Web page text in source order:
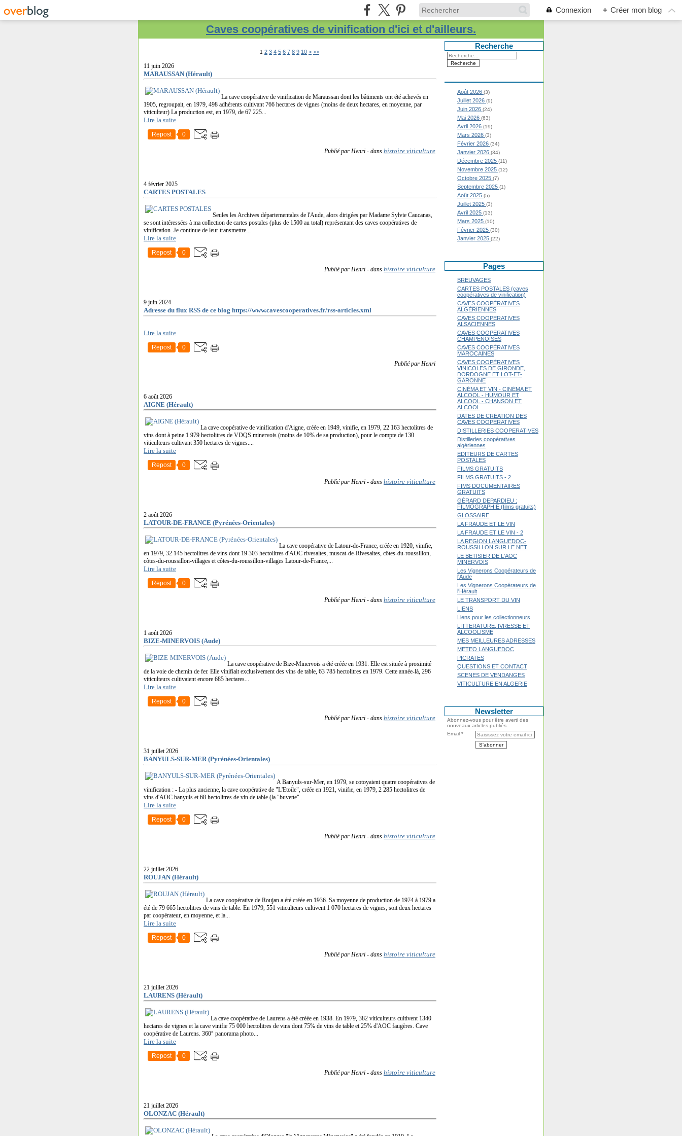
Connexion + Créer mon blog
Caves coopératives de vinification d'ici et d'ailleurs.
1 2 3 4 5 6 7 8 9 10 20
30
40
50
60
70
80
90
> >>
11 juin 2026
MARAUSSAN (Hérault)
La cave coopérative de vinification de Maraussan dont les bâtiments ont été achevés en
1905, regroupait, en 1979, 498 adhérents cultivant 766 hectares de vignes (moins de deux hectares, en moyenne, par
viticulteur) La production est, en 1979, de 67 225...
Lire la suite
Repost 0
Publié par Henri - dans histoire viticulture
4 février 2025
CARTES POSTALES
Seules les Archives départementales de l'Aude, alors dirigées par Madame Sylvie Caucanas,
se sont intéressées à ma collection de cartes postales (plus de 1500 au total) représentant des caves coopératives de
vinification. Je continue de leur transmettre...
Lire la suite
Repost 0
Publié par Henri - dans histoire viticulture
9 juin 2024
Adresse du flux RSS de ce blog https://www.cavescooperatives.fr/rss-articles.xml
Lire la suite
Repost 0
Publié par Henri
6 août 2026
AIGNE (Hérault)
La cave coopérative de vinification d'Aigne, créée en 1949, vinifie, en 1979, 22 163 hectolitres de
vins dont à peine 1 979 hectolitres de VDQS minervois (moins de 10% de sa production), pour le compte de 130
viticulteurs cultivant 350 hectares de vignes....
Lire la suite
Repost 0
Publié par Henri - dans histoire viticulture
2 août 2026
LATOUR-DE-FRANCE (Pyrénées-Orientales)
La cave coopérative de Latour-de-France, créée en 1920, vinifie,
en 1979, 32 145 hectolitres de vins dont 19 303 hectolitres d'AOC rivesaltes, muscat-de-Rivesaltes, côtes-du-roussillon,
côtes-du-roussillon-villages et côtes-du-roussillon-villages Latour-de-France,...
Lire la suite
Repost 0
Publié par Henri - dans histoire viticulture
1 août 2026
BIZE-MINERVOIS (Aude)
La cave coopérative de Bize-Minervois a été créée en 1931. Elle est située à proximité
de la voie de chemin de fer. Elle vinifiait exclusivement des vins de table, 63 785 hectolitres en 1979. Cette année-là, 296
viticulteurs cultivaient encore 685 hectares...
Lire la suite
Repost 0
Publié par Henri - dans histoire viticulture
31 juillet 2026
BANYULS-SUR-MER (Pyrénées-Orientales)
A Banyuls-sur-Mer, en 1979, se cotoyaient quatre coopératives de
vinification : - La plus ancienne, la cave coopérative de "L'Etoile", créée en 1921, vinifie, en 1979, 2 285 hectolitres de
vins d'AOC banyuls et 68 hectolitres de vin de table (la "buvette"...
Lire la suite
Repost 0
Publié par Henri - dans histoire viticulture
22 juillet 2026
ROUJAN (Hérault)
La cave coopérative de Roujan a été créée en 1936. Sa moyenne de production de 1974 à 1979 a
été de 79 665 hectolitres de vins de table. En 1979, 551 viticulteurs cultivent 1 070 hectares de vignes, soit deux hectares
par coopérateur, en moyenne, et la...
Lire la suite
Repost 0
Publié par Henri - dans histoire viticulture
21 juillet 2026
LAURENS (Hérault)
La cave coopérative de Laurens a été créée en 1938. En 1979, 382 viticulteurs cultivent 1340
hectares de vignes et la cave vinifie 75 000 hectolitres de vins dont 75% de vins de table et 25% d'AOC faugères. Cave
coopérative de Laurens. 360° panorama photo...
Lire la suite
Repost 0
Publié par Henri - dans histoire viticulture
21 juillet 2026
OLONZAC (Hérault)
Recherche
Août 2026 (3)
Juillet 2026 (9)
Juin 2026 (24)
Mai 2026 (63)
Avril 2026 (19)
Mars 2026 (3)
Février 2026 (34)
Janvier 2026 (34)
Décembre 2025 (11)
Novembre 2025 (12)
Octobre 2025 (7)
Septembre 2025 (1)
Août 2025 (5)
Juillet 2025 (3)
Avril 2025 (13)
Mars 2025 (10)
Février 2025 (30)
Janvier 2025 (22)
Pages
BREUVAGES
CARTES POSTALES (caves
coopératives de vinification)
CAVES COOPÉRATIVES
ALGÉRIENNES
CAVES COOPÉRATIVES
ALSACIENNES
CAVES COOPÉRATIVES
CHAMPENOISES
CAVES COOPÉRATIVES
MAROCAINES
CAVES COOPÉRATIVES
VINICOLES DE GIRONDE,
DORDOGNE ET LOT-ET-
GARONNE
CINÉMA ET VIN - CINÉMA ET
ALCOOL - HUMOUR ET
ALCOOL - CHANSON ET
ALCOOL
DATES DE CRÉATION DES
CAVES COOPÉRATIVES
DISTILLERIES COOPERATIVES
Distilleries coopératives
algériennes
EDITEURS DE CARTES
POSTALES
FILMS GRATUITS
FILMS GRATUITS - 2
FIMS DOCUMENTAIRES
GRATUITS
GÉRARD DEPARDIEU :
FILMOGRAPHIE (films gratuits)
GLOSSAIRE
LA FRAUDE ET LE VIN
LA FRAUDE ET LE VIN - 2
LA REGION LANGUEDOC-
ROUSSILLON SUR LE NET
LE BÊTISIER DE L'AOC
MINERVOIS
Les Vignerons Coopérateurs de
l'Aude
Les Vignerons Coopérateurs de
l'Hérault
LE TRANSPORT DU VIN
LIENS
Liens pour les collectionneurs
LITTÉRATURE, IVRESSE ET
ALCOOLISME
MES MEILLEURES ADRESSES
METEO LANGUEDOC
PICRATES
QUESTIONS ET CONTACT
SCENES DE VENDANGES
VITICULTURE EN ALGERIE
Newsletter
Abonnez-vous pour être averti des
nouveaux articles publiés.
Email